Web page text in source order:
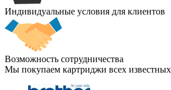
Индивидуальные условия для клиентов
Возможность сотрудничества
Мы покупаем картриджи всех